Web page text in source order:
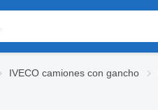
IVECO camiones con gancho